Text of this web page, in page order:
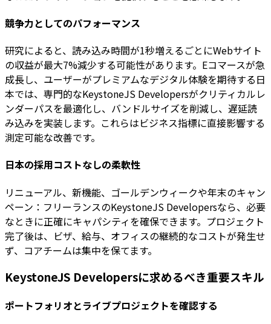
競争力としてのパフォーマンス
研究によると、読み込み時間が1秒増えるごとにWebサイト
の収益が最大7%減少する可能性があります。Eコマースが急
成長し、ユーザーがプレミアムなデジタル体験を期待する日
本では、専門的なKeystoneJS Developersがクリティカルレ
ンダーパスを最適化し、バンドルサイズを削減し、遅延読
み込みを実装します。これらはビジネス指標に直接影響する
測定可能な改善です。
日本の採用コストなしの柔軟性
リニューアル、新機能、ゴールデンウィークや年末のキャン
ペーン：フリーランスのKeystoneJS Developersなら、必要
なときに正確にキャパシティを確保できます。プロジェクト
完了後は、ビザ、給与、オフィスの継続的なコストが発生せ
ず、コアチームは集中を保てます。
KeystoneJS Developersに求めるべき重要スキル
ポートフォリオとライブプロジェクトを確認する